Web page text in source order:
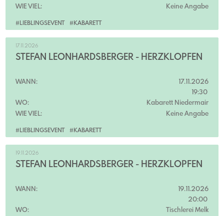
#LIEBLINGSEVENT #KABARETT
WIE VIEL:
Keine Angabe
#LIEBLINGSEVENT #KABARETT
17.11.2026
STEFAN LEONHARDSBERGER - HERZKLOPFEN
WANN:
17.11.2026
19:30
WO:
Kabarett Niedermair
WIE VIEL:
Keine Angabe
19.11.2026
STEFAN LEONHARDSBERGER - HERZKLOPFEN
WANN:
19.11.2026
20:00
WO:
Tischlerei Melk